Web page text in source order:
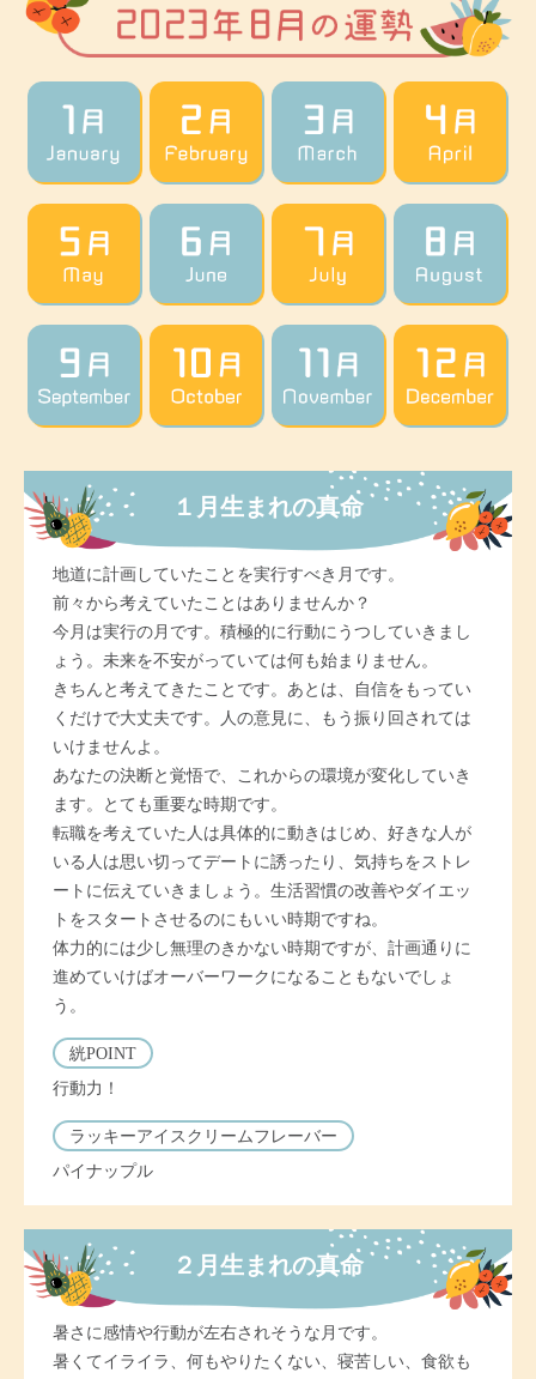
１月生まれの真命
地道に計画していたことを実行すべき月です。
前々から考えていたことはありませんか？
今月は実行の月です。積極的に行動にうつしていきまし
ょう。未来を不安がっていては何も始まりません。
きちんと考えてきたことです。あとは、自信をもってい
くだけで大丈夫です。人の意見に、もう振り回されては
いけませんよ。
あなたの決断と覚悟で、これからの環境が変化していき
ます。とても重要な時期です。
転職を考えていた人は具体的に動きはじめ、好きな人が
いる人は思い切ってデートに誘ったり、気持ちをストレ
ートに伝えていきましょう。生活習慣の改善やダイエッ
トをスタートさせるのにもいい時期ですね。
体力的には少し無理のきかない時期ですが、計画通りに
進めていけばオーバーワークになることもないでしょ
う。
絖POINT
行動力！
ラッキーアイスクリームフレーバー
パイナップル
２月生まれの真命
暑さに感情や行動が左右されそうな月です。
暑くてイライラ、何もやりたくない、寝苦しい、食欲も